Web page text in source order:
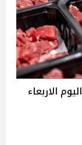
تعرف على أسعار اللحوم فى الأسواق‎‎ اليوم الاربعاء